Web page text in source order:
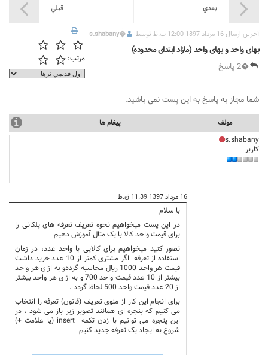
قبلي بعدي
آخرين ارسال 16 مرداد 1397 12:00 ب.ظ توسط �
s.shabany
بهای واحد و بهای واحد (مازاد ابتدای محدوده)
�2 پاسخ
مرتب:
شما مجاز به پاسخ به اين پست نمي باشيد.
مولف پيغام ها
s.shabany
کاربر
16 مرداد 1397 11:39 ق.ظ
با سلام
در این پست میخواهیم نحوه تعریف تعرفه های پلکانی را
برای قیمت واحد کالا با یک مثال آموزش دهیم
تصور کنید میخواهیم برای کالایی با واحد عدد، در زمان
استفاده از تعرفه اگر مشتری کمتر از 10 عدد خرید داشت
قیمت هر واحد 1000 ریال محاسبه گرددو به ازای هر واحد
بیشتر از 10 عدد قیمت واحد 700 و به ازای هر واحد بیشتر
از 20 عدد قیمت واحد 500 لحاظ گردد .
برای انجام این کار از منوی تعریف (قانون) تعرفه را انتخاب
می کنیم که پنجره ای همانند تصویر زیر باز می شود ، در
این پنجره می توانیم با زدن تکمه insert (یا علامت +)
شروع به ایجاد یک تعرفه جدید کنیم